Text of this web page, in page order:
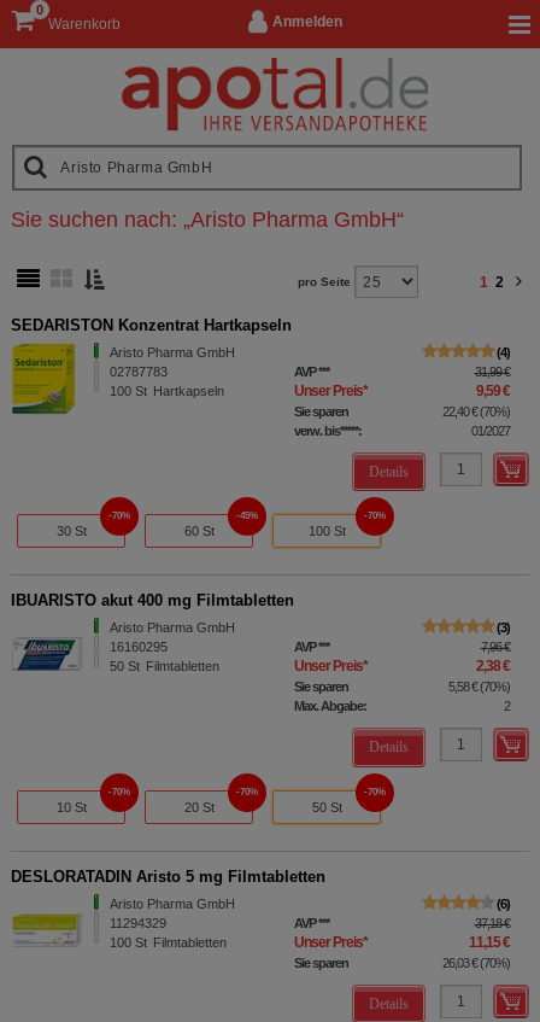
Anmelden
Warenkorb
0
Sie suchen nach: „Aristo Pharma GmbH“
pro Seite 1 2
SEDARISTON Konzentrat Hartkapseln
Aristo Pharma GmbH
02787783
100 St Hartkapseln
4
AVP*** 31,99 €
Unser Preis* 9,59 €
Sie sparen 22,40 €(70%)
verw. bis*****:
01/2027
Details
30 St
70%
60 St
45%
100 St
70%
IBUARISTO akut 400 mg Filmtabletten
Aristo Pharma GmbH
16160295
50 St Filmtabletten
3
AVP*** 7,96 €
Unser Preis* 2,38 €
Sie sparen 5,58 €(70%)
Max. Abgabe:
2
Details
10 St
70%
20 St
70%
50 St
70%
DESLORATADIN Aristo 5 mg Filmtabletten
Aristo Pharma GmbH
11294329
100 St Filmtabletten
6
AVP*** 37,18 €
Unser Preis* 11,15 €
Sie sparen 26,03 €(70%)
Details